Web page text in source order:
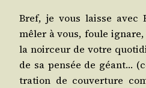
Bref, je vous laisse avec
mêler à vous, foule
la noir­ceur de votre
de sa pen­sée de géant…
tra­tion de cou­ver­ture